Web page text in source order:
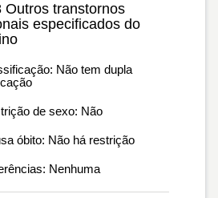
Outros transtornos
especificados do
Não tem dupla
de sexo: Não
óbito: Não há restrição
Nenhuma